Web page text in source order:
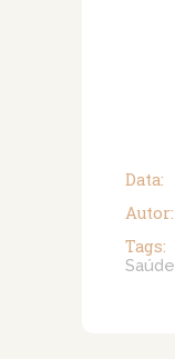
Data:
Autor:
Tags:
Saúde